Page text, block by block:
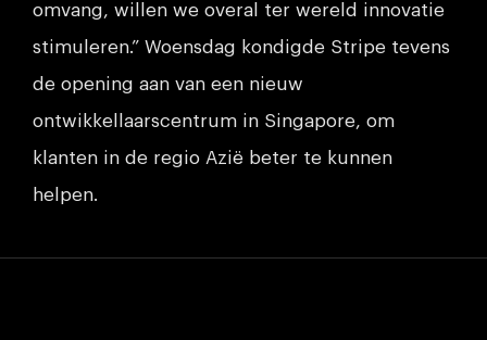
omvang, willen we overal ter wereld innovatie
stimuleren.” Woensdag kondigde Stripe tevens
de opening aan van een nieuw
ontwikkellaarscentrum in Singapore, om
klanten in de regio Azië beter te kunnen
helpen.